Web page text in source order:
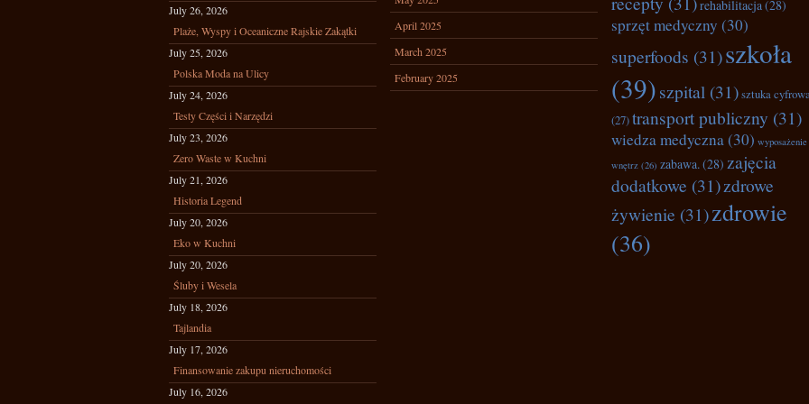
July 26, 2026
Plaże, Wyspy i Oceaniczne Rajskie Zakątki
July 25, 2026
Polska Moda na Ulicy
July 24, 2026
Testy Części i Narzędzi
July 23, 2026
Zero Waste w Kuchni
July 21, 2026
Historia Legend
July 20, 2026
Eko w Kuchni
July 20, 2026
Śluby i Wesela
July 18, 2026
Tajlandia
July 17, 2026
Finansowanie zakupu nieruchomości
July 16, 2026
April 2025
March 2025
February 2025
rehabilitacja(28)
sprzęt medyczny (30)
superfoods (31)szkoła
(39)szpital (31)sztuka
(27)transport publiczny (31)
wiedza medyczna(30) wyposażenie
wnętrz (26) zabawa.(28) zajęcia
dodatkowe (31)zdrowe
żywienie (31)zdrowie
(36)